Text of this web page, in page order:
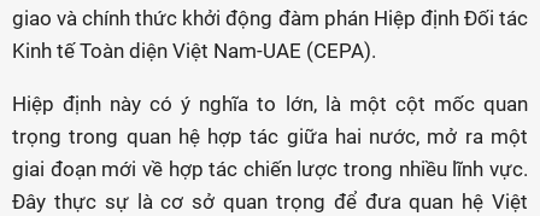
giao và chính thức khởi động đàm phán Hiệp định Đối tác
Kinh tế Toàn diện Việt Nam-UAE (CEPA).
Hiệp định này có ý nghĩa to lớn, là một cột mốc quan
trọng trong quan hệ hợp tác giữa hai nước, mở ra một
giai đoạn mới về hợp tác chiến lược trong nhiều lĩnh vực.
Đây thực sự là cơ sở quan trọng để đưa quan hệ Việt